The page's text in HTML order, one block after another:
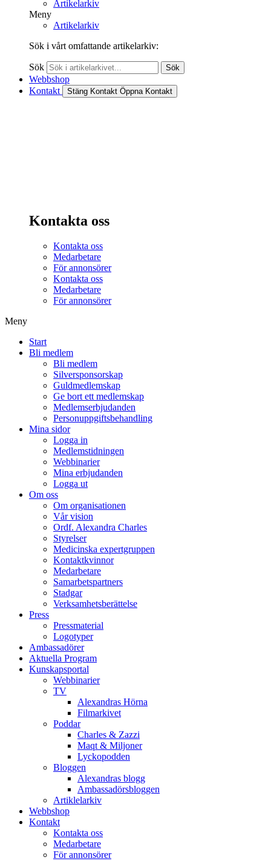
Artikelarkiv
Meny
Artikelarkiv
Sök i vårt omfattande artikelarkiv:
Sök Sök
Webbshop
Kontakt
Stäng Kontakt Öppna Kontakt
Kontakta oss
Kontakta oss
Medarbetare
För annonsörer
Kontakta oss
Medarbetare
För annonsörer
Meny
Start
Bli medlem
Bli medlem
Silversponsorskap
Guldmedlemskap
Ge bort ett medlemskap
Medlemserbjudanden
Personuppgiftsbehandling
Mina sidor
Logga in
Medlemstidningen
Webbinarier
Mina erbjudanden
Logga ut
Om oss
Om organisationen
Vår vision
Ordf. Alexandra Charles
Styrelser
Medicinska expertgruppen
Kontaktkvinnor
Medarbetare
Samarbetspartners
Stadgar
Verksamhetsberättelse
Press
Pressmaterial
Logotyper
Ambassadörer
Aktuella Program
Kunskapsportal
Webbinarier
TV
Alexandras Hörna
Filmarkivet
Poddar
Charles & Zazzi
Maqt & Miljoner
Lyckopodden
Bloggen
Alexandras blogg
Ambassadörsbloggen
Artiklelarkiv
Webbshop
Kontakt
Kontakta oss
Medarbetare
För annonsörer